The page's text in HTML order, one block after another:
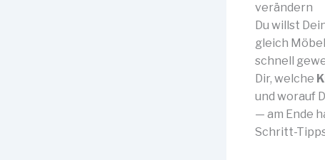
verändern
Du willst
gleich
schnell
Dir, welche
und worauf
— am Ende
Schritt-